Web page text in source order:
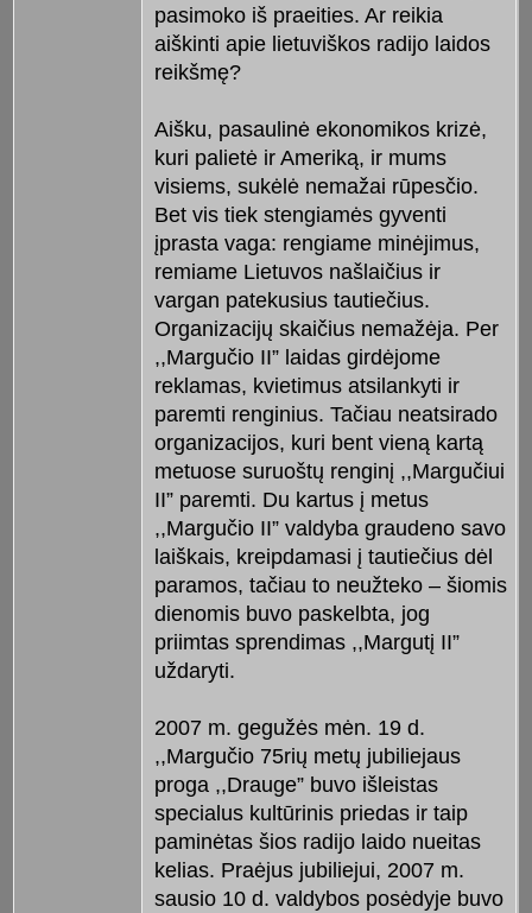
pasimoko iš praeities. Ar reikia
aiškinti apie lietuviškos radijo laidos
reikšmę?
Aišku, pasaulinė ekonomikos krizė,
kuri palietė ir Ameriką, ir mums
visiems, sukėlė nemažai rūpesčio.
Bet vis tiek stengiamės gyventi
įprasta vaga: rengiame minėjimus,
remiame Lietuvos našlaičius ir
vargan patekusius tautiečius.
Organizacijų skaičius nemažėja. Per
,,Margučio II” laidas girdėjome
reklamas, kvietimus atsilankyti ir
paremti renginius. Tačiau neatsirado
organizacijos, kuri bent vieną kartą
metuose suruoštų renginį ,,Margučiui
II” paremti. Du kartus į metus
,,Margučio II” valdyba graudeno savo
laiškais, kreipdamasi į tautiečius dėl
paramos, tačiau to neužteko – šiomis
dienomis buvo paskelbta, jog
priimtas sprendimas ,,Margutį II”
uždaryti.
2007 m. gegužės mėn. 19 d.
,,Margučio 75rių metų jubiliejaus
proga ,,Drauge” buvo išleistas
specialus kultūrinis priedas ir taip
paminėtas šios radijo laido nueitas
kelias. Praėjus jubiliejui, 2007 m.
sausio 10 d. valdybos posėdyje buvo